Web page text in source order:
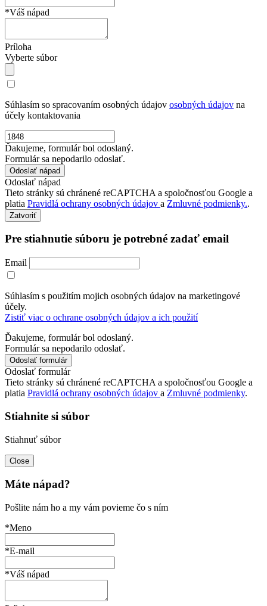
*Váš nápad
Príloha
Vyberte súbor
Súhlasím so spracovaním osobných údajov osobných údajov na
účely kontaktovania
Ďakujeme, formulár bol odoslaný.
Formulár sa nepodarilo odoslať.
Odoslať nápad
Tieto stránky sú chránené reCAPTCHA a spoločnosťou Google a
platia Pravidlá ochrany osobných údajov a Zmluvné podmienky..
Zatvoriť
Pre stiahnutie súboru je potrebné zadať email
Email
Súhlasím s použitím mojich osobných údajov na marketingové
účely.
Zistiť viac o ochrane osobných údajov a ich použití
Ďakujeme, formulár bol odoslaný.
Formulár sa nepodarilo odoslať.
Odoslať formulár
Tieto stránky sú chránené reCAPTCHA a spoločnosťou Google a
platia Pravidlá ochrany osobných údajov a Zmluvné podmienky.
Stiahnite si súbor
Stiahnuť súbor
Close
Máte nápad?
Pošlite nám ho a my vám povieme čo s ním
*Meno
*E-mail
*Váš nápad